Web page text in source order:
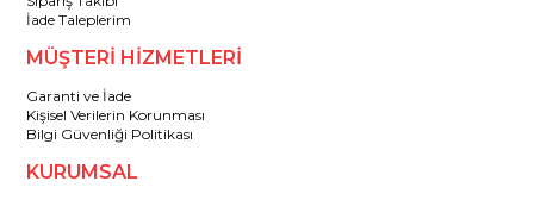
İade Taleplerim
MÜŞTERİ HİZMETLERİ
Garanti ve İade
Kişisel Verilerin Korunması
Bilgi Güvenliği Politikası
KURUMSAL